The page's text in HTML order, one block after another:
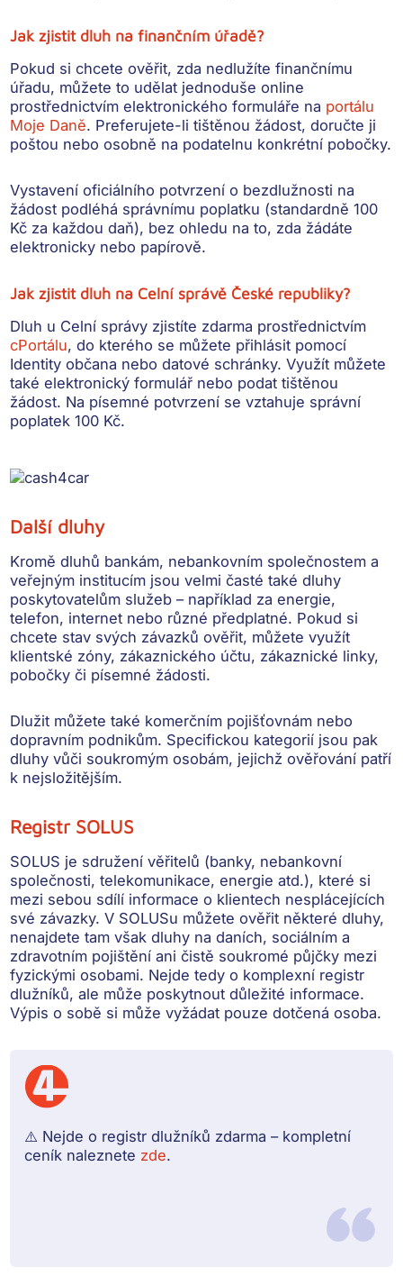
Jak zjistit dluh na finančním úřadě?
Pokud si chcete ověřit, zda nedlužíte finančnímu
úřadu, můžete to udělat jednoduše online
prostřednictvím elektronického formuláře na portálu
Moje Daně. Preferujete-litištěnou žádost, doručte ji
poštou nebo osobně na podatelnu konkrétní pobočky.
Vystavení oficiálního potvrzení o bezdlužnosti na
žádost podléhá správnímu poplatku (standardně 100
Kč za každou daň), bez ohledu na to, zda žádáte
elektronicky nebo papírově.
Jak zjistit dluh na Celní správě České republiky?
Dluh u Celní správy zjistíte zdarma prostřednictvím
cPortálu, do kterého se můžete přihlásit pomocí
Identity občana nebo datové schránky. Využít můžete
také elektronický formulář nebo podat tištěnou
žádost. Na písemné potvrzení se vztahuje správní
poplatek 100 Kč.
Další dluhy
Kromě dluhů bankám, nebankovním společnostem a
veřejným institucím jsou velmi časté takédluhy
poskytovatelům služeb – například za energie,
telefon, internet nebo různé předplatné. Pokud si
chcete stav svých závazků ověřit, můžete využít
klientské zóny, zákaznického účtu, zákaznické linky,
pobočky či písemné žádosti.
Dlužit můžete také komerčním pojišťovnám nebo
dopravním podnikům. Specifickou kategorií jsou pak
dluhy vůči soukromým osobám, jejichž ověřování patří
k nejsložitějším.
Registr SOLUS
SOLUS je sdružení věřitelů (banky, nebankovní
společnosti, telekomunikace, energie atd.), které si
mezi sebou sdílí informace o klientech nesplácejících
své závazky. V SOLUSu můžete ověřit některé dluhy,
nenajdete tam všakdluhy na daních, sociálním a
zdravotním pojištění ani čistě soukromé půjčky mezi
fyzickými osobami. Nejde tedy o komplexní registr
dlužníků, ale může poskytnout důležité informace.
Výpis o sobě si může vyžádat pouze dotčená osoba.
⚠️ Nejde o registr dlužníků zdarma – kompletní
ceník naleznete zde.